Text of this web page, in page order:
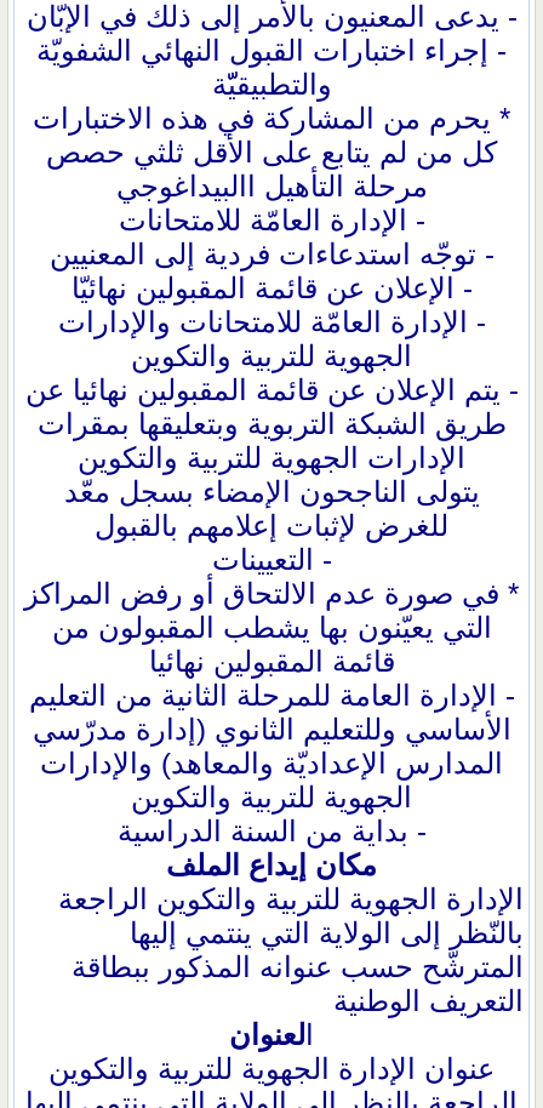
- يدعى المعنيون بالأمر إلى ذلك في الإبّان
- إجراء اختبارات القبول النهائي الشفويّة
والتطبيقيّّة
* يحرم من المشاركة في هذه الاختبارات
كل من لم يتابع على الأقل ثلثي حصص
مرحلة التأهيل االبيداغوجي
- الإدارة العامّة للامتحانات
- توجّه استدعاءات فردية إلى المعنيين
- الإعلان عن قائمة المقبولين نهائيّا
- الإدارة العامّة للامتحانات والإدارات
الجهوية للتربية والتكوين
- يتم الإعلان عن قائمة المقبولين نهائيا عن
طريق الشبكة التربوية وبتعليقها بمقرات
الإدارات الجهوية للتربية والتكوين
يتولى الناجحون الإمضاء بسجل معّد
للغرض لإثبات إعلامهم بالقبول
- التعيينات
* في صورة عدم الالتحاق أو رفض المراكز
التي يعيّنون بها يشطب المقبولون من
قائمة المقبولين نهائيا
- الإدارة العامة للمرحلة الثانية من التعليم
الأساسي وللتعليم الثانوي (إدارة مدرّسي
المدارس الإعداديّة والمعاهد) والإدارات
الجهوية للتربية والتكوين
- بداية من السنة الدراسية
مكان إيداع الملف
الإدارة الجهوية للتربية والتكوين الراجعة
بالنّظر إلى الولاية التي ينتمي إليها
المترشّح حسب عنوانه المذكور ببطاقة
التعريف الوطنية
لعنوان
عنوان الإدارة الجهوية للتربية والتكوين